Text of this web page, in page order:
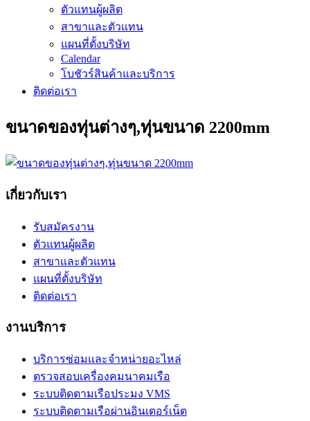
ตัวแทนผู้ผลิต
สาขาและตัวแทน
แผนที่ตั้งบริษัท
Calendar
โบชัวร์สินค้าและบริการ
ติดต่อเรา
ขนาดของทุ่นต่างๆ,ทุ่นขนาด 2200mm
เกี่ยวกับเรา
รับสมัครงาน
ตัวแทนผู้ผลิต
สาขาและตัวแทน
แผนที่ตั้งบริษัท
ติดต่อเรา
งานบริการ
บริการซ่อมและจำหน่ายอะไหล่
ตรวจสอบเครื่องคมนาคมเรือ
ระบบติดตามเรือประมง VMS
ระบบติดตามเรือผ่านอินเตอร์เน็ต